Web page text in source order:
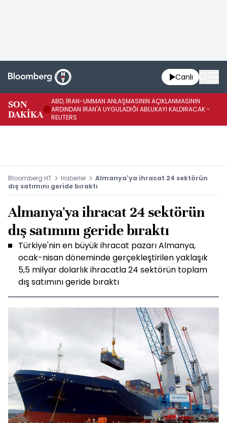
Canlı
SON
DAKİKA
ABD, İRAN-UMMAN ANLAŞMASININ AÇIKLANMASININ
ARDINDAN İRAN'A UYGULADIĞI ABLUKAYI KALDIRACAK -
REUTERS
Bloomberg HT Haberler
Almanya'ya ihracat 24 sektörün
dış satımını geride bıraktı
Almanya'ya ihracat 24 sektörün
dış satımını geride bıraktı
Türkiye'nin en büyük ihracat pazarı Almanya,
ocak-nisan döneminde gerçekleştirilen yaklaşık
5,5 milyar dolarlık ihracatla 24 sektörün toplam
dış satımını geride bıraktı